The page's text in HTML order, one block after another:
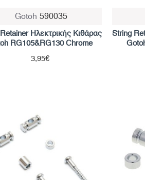
Gotoh 590035
Ηλεκτρικής Κιθάρας
RG105&RG130 Chrome
3,95€
String